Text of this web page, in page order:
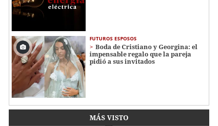
FUTUROS ESPOSOS
Boda de Cristiano y Georgina: el
impensable regalo que la pareja
pidió a sus invitados
MÁS VISTO